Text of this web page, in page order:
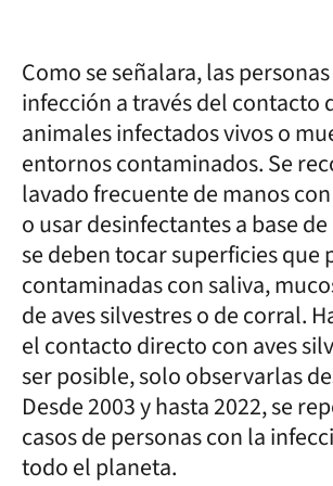
Como se señalara, las
infección a través del contacto
animales infectados vivos o
entornos contaminados. Se
lavado frecuente de manos
o usar desinfectantes a base
se deben tocar superficies que
contaminadas con saliva,
de aves silvestres o de corral.
el contacto directo con aves
ser posible, solo observarlas
Desde 2003 y hasta 2022, se
casos de personas con la
todo el planeta.